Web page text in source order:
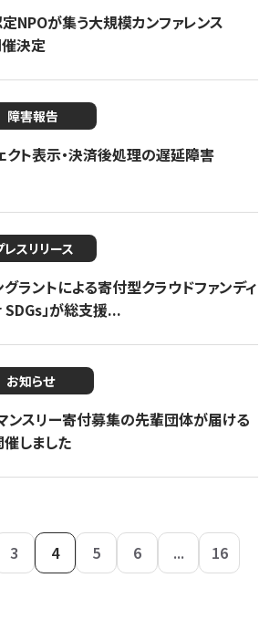
NPOが集う大規模カンファレンス
決定
障害報告
クト表示・決済後処理の遅延障害
レスリリース
ラントによる寄付型クラウドファンディ
」が総支援...
お知らせ
ンスリー寄付募集の先輩団体が届ける
しました
3 4 5 6 ... 16